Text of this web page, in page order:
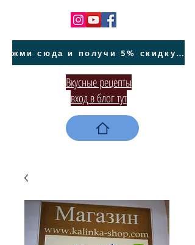
жми сюда и получи 5% скидку на покупку авто на Кипре и автообслуживание
Вкусные рецепты
вход в блог тут